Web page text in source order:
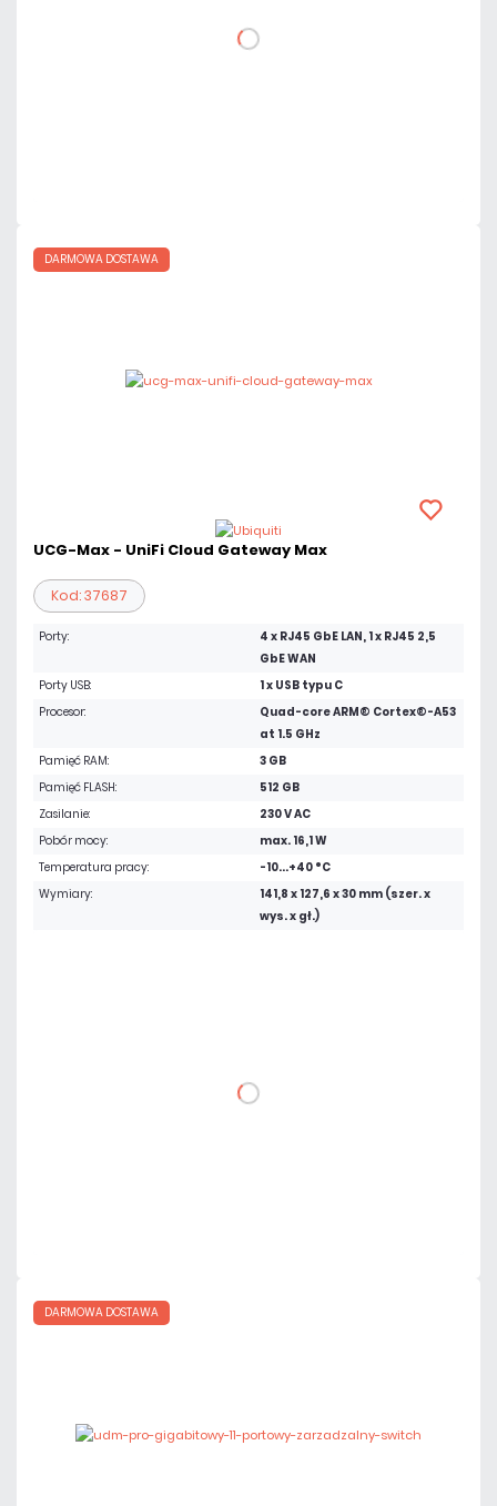
DO KOSZYKA
DARMOWA DOSTAWA
UCG-Max - UniFi Cloud Gateway Max
Kod: 37687
Porty:
4 x RJ45 GbE LAN, 1 x RJ45 2,5
GbE WAN
Porty USB:
1 x USB typu C
Procesor:
Quad-core ARM® Cortex®-A53
at 1.5 GHz
Pamięć RAM:
3 GB
Pamięć FLASH:
512 GB
Zasilanie:
230 V AC
Pobór mocy:
max. 16,1 W
Temperatura pracy:
-10...+40 °C
Wymiary:
141,8 x 127,6 x 30 mm (szer. x
wys. x gł.)
DO KOSZYKA
DARMOWA DOSTAWA